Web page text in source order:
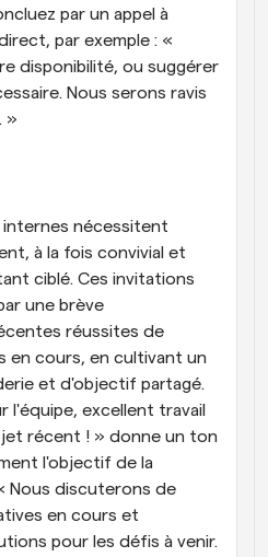
par un appel à
par exemple : «
disponibilité, ou suggérer
Nous serons ravis
»
internes nécessitent
à la fois convivial et
ciblé. Ces invitations
une brève
réussites de
en cours, en cultivant un
et d'objectif partagé.
l'équipe, excellent travail
récent ! » donne un ton
l'objectif de la
Nous discuterons de
en cours et
pour les défis à venir.